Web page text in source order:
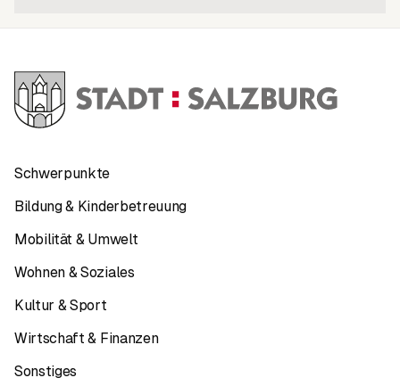
Schwerpunkte
Bildung & Kinderbetreuung
Mobilität & Umwelt
Wohnen & Soziales
Kultur & Sport
Wirtschaft & Finanzen
Sonstiges